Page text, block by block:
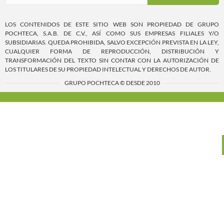
LOS CONTENIDOS DE ESTE SITIO WEB SON PROPIEDAD DE GRUPO
POCHTECA, S.A.B. DE C.V., ASÍ COMO SUS EMPRESAS FILIALES Y/O
SUBSIDIARIAS. QUEDA PROHIBIDA, SALVO EXCEPCIÓN PREVISTA EN LA LEY,
CUALQUIER FORMA DE REPRODUCCIÓN, DISTRIBUCIÓN Y
TRANSFORMACIÓN DEL TEXTO SIN CONTAR CON LA AUTORIZACIÓN DE
LOS TITULARES DE SU PROPIEDAD INTELECTUAL Y DERECHOS DE AUTOR.
GRUPO POCHTECA © DESDE 2010